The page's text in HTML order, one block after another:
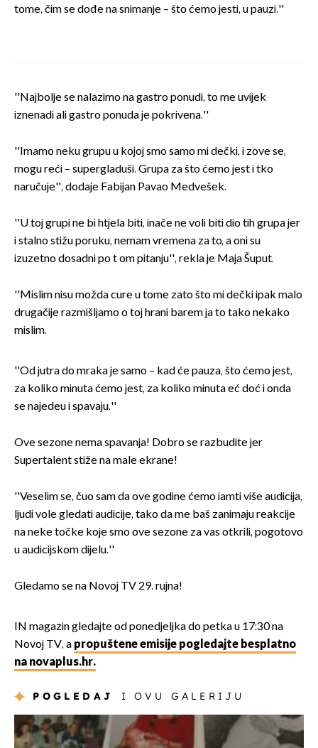
tome, čim se dođe na snimanje – što ćemo jesti, u pauzi.''
''Najbolje se nalazimo na gastro ponudi, to me uvijek
iznenadi ali gastro ponuda je pokrivena.''
''Imamo neku grupu u kojoj smo samo mi dečki, i zove se,
mogu reći – supergladuši. Grupa za što ćemo jest i tko
naručuje'', dodaje Fabijan Pavao Medvešek.
''U toj grupi ne bi htjela biti, inače ne voli biti dio tih grupa jer
i stalno stižu poruku, nemam vremena za to, a oni su
izuzetno dosadni po t om pitanju'', rekla je Maja Šuput.
''Mislim nisu možda cure u tome zato što mi dečki ipak malo
drugačije razmišljamo o toj hrani barem ja to tako nekako
mislim.
''Od jutra do mraka je samo – kad će pauza, što ćemo jest,
za koliko minuta ćemo jest, za koliko minuta eć doć i onda
se najedeu i spavaju.''
Ove sezone nema spavanja! Dobro se razbudite jer
Supertalent stiže na male ekrane!
''Veselim se, čuo sam da ove godine ćemo iamti više audicija,
ljudi vole gledati audicije, tako da me baš zanimaju reakcije
na neke točke koje smo ove sezone za vas otkrili, pogotovo
u audicijskom dijelu.''
Gledamo se na Novoj TV 29. rujna!
IN magazin gledajte od ponedjeljka do petka u 17:30 na
Novoj TV, a propuštene emisije pogledajte besplatno
na novaplus.hr.
POGLEDAJ I OVU GALERIJU